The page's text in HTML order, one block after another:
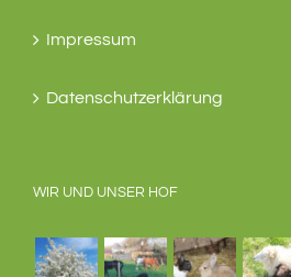
Impressum
Datenschutzerklärung
WIR UND UNSER HOF